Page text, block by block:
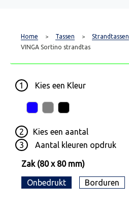
Home > Tassen > Strandtassen
VINGA Sortino strandtas
1 Kies een Kleur
2 Kies een aantal
3
Aantal kleuren opdruk
Zak (80 x 80 mm)
Onbedrukt Borduren